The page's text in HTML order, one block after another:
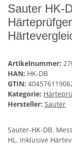
Sauter HK-
Artikelnummer:
HAN: HK-DB
GTIN:
Kategorie:
Hersteller: Sauter
Sauter-HK-DB.
HL. Inklusive